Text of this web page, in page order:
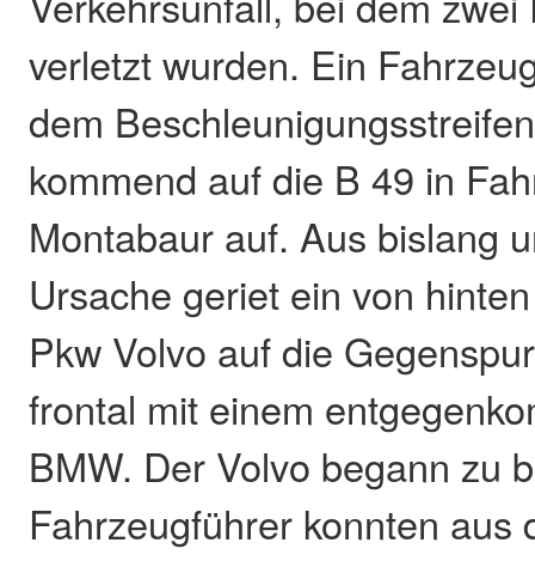
verletzt wurden. Ein
dem
kommend auf die B 49 in
Montabaur auf. Aus bislang
Ursache geriet ein von
Pkw Volvo auf die
frontal mit einem
BMW. Der Volvo begann zu
Fahrzeugführer konnten aus